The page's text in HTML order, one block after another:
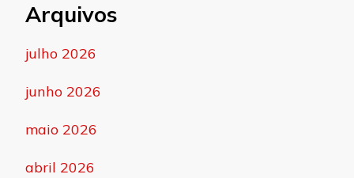
Arquivos
julho 2026
junho 2026
maio 2026
abril 2026